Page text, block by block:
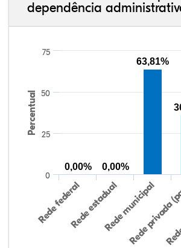
dependência
Percentual
Rede federalRede estadualRede municipal
Rede
0
25
50
75
0,00% 0,00%
63,81%